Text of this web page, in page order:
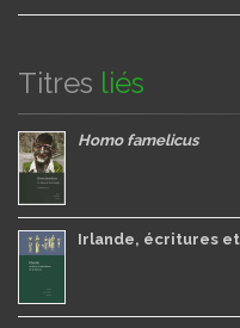
Titres liés
Homo famelicus
Irlande, écritures